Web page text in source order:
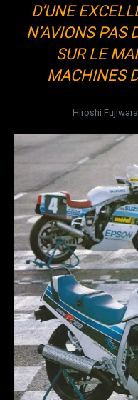
D’UNE
N’AVIONS PAS
SUR LE
MACHINES
Hiroshi